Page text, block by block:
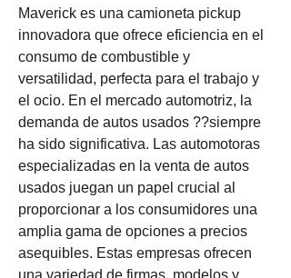
Maverick es una camioneta pickup
innovadora que ofrece eficiencia en el
consumo de combustible y
versatilidad, perfecta para el trabajo y
el ocio. En el mercado automotriz, la
demanda de autos usados ??siempre
ha sido significativa. Las automotoras
especializadas en la venta de autos
usados juegan un papel crucial al
proporcionar a los consumidores una
amplia gama de opciones a precios
asequibles. Estas empresas ofrecen
una variedad de firmas, modelos y